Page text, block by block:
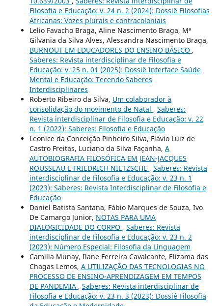
Filosofia e Educação: v. 24 n. 2 (2024): Dossiê Filosofias
Africanas: Vozes plurais e contracoloniais
Lelio Favacho Braga, Aline Nascimento Braga, Mª
Gilvania da Silva Alves, Alessandra Nascimento Braga,
BURNOUT EM EDUCADORES DO ENSINO BÁSICO ,
Saberes: Revista interdisciplinar de Filosofia e
Educação: v. 25 n. 01 (2025): Dossiê Interface Saúde
Mental e Educação: Tecendo Saberes
Interdisciplinares
Roberto Ribeiro da Silva, Um colaborador à
consolidação do movimento de Natal , Saberes:
Revista interdisciplinar de Filosofia e Educação: v. 22
n. 1 (2022): Saberes: Filosofia e Educação
Leonice da Conceição Pinheiro Silva, Flávio Luiz de
Castro Freitas, Luciano da Silva Façanha, A
AUTOBIOGRAFIA FILOSÓFICA EM JEAN-JACQUES
ROUSSEAU E FRIEDRICH NIETZSCHE , Saberes: Revista
interdisciplinar de Filosofia e Educação: v. 23 n. 1
(2023): Saberes: Revista Interdisciplinar de Filosofia e
Educação
Daniel Batista Santana, Fábio Marques de Souza, Ivo
De Camargo Junior, NOTAS PARA UMA
DIALOGICIDADE DO CORPO , Saberes: Revista
interdisciplinar de Filosofia e Educação: v. 23 n. 2
(2023): Número Especial: Filosofia da Linguagem
Camilla Munay, Ilane Ferreira Cavalcante, Elizama das
Chagas Lemos, A UTILIZAÇÃO DAS TECNOLOGIAS NO
PROCESSO DE ENSINO-APRENDIZAGEM EM TEMPOS
DE PANDEMIA , Saberes: Revista interdisciplinar de
Filosofia e Educação: v. 23 n. 3 (2023): Dossiê Filosofia